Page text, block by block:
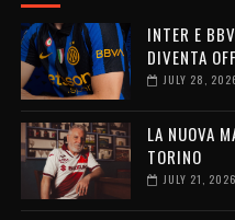
INTER E
DIVENTA
JULY 28,
LA NUOVA
TORINO
JULY 21, 2026